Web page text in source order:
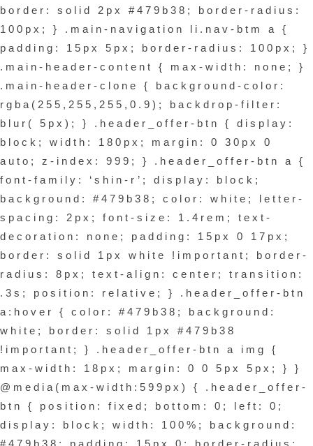
border: solid 2px #479b38; border-radius:
100px; } .main-navigation li.nav-btm a {
padding: 15px 5px; border-radius: 100px; }
.main-header-content { max-width: none; }
.main-header-clone { background-color:
rgba(255,255,255,0.9); backdrop-filter:
blur( 5px); } .header_offer-btn { display:
block; width: 180px; margin: 0 30px 0
auto; z-index: 999; } .header_offer-btn a {
font-family: ‘shin-r’; display: block;
background: #479b38; color: white; letter-
spacing: 2px; font-size: 1.4rem; text-
decoration: none; padding: 15px 0 17px;
border: solid 1px white !important; border-
radius: 8px; text-align: center; transition:
.3s; position: relative; } .header_offer-btn
a:hover { color: #479b38; background:
white; border: solid 1px #479b38
!important; } .header_offer-btn a img {
max-width: 18px; margin: 0 0 5px 5px; } }
@media(max-width:599px) { .header_offer-
btn { position: fixed; bottom: 0; left: 0;
display: block; width: 100%; background: